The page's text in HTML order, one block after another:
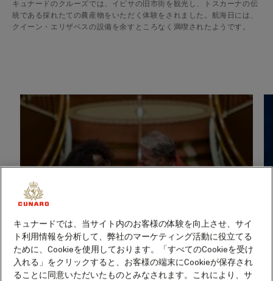
キュナードのクルーズでは、イビサの旧市街を観光し、トスカーナの伝
統である採れたての農産物をいただく体験をされました。航海日には、
クイーン・エリザベスの設備を余すところなく満喫されたようです。
キュナードでは、当サイト内のお客様の体験を向上させ、サイ
ト利用情報を分析して、弊社のマーケティング活動に役立てる
ために、Cookieを使用しております。「すべてのCookieを受け
入れる」をクリックすると、お客様の端末にCookieが保存され
ることに同意いただいたものとみなされます。これにより、サ